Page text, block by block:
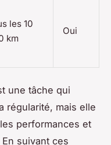
les 10
km
Oui
une tâche qui
régularité, mais elle
performances et
suivant ces